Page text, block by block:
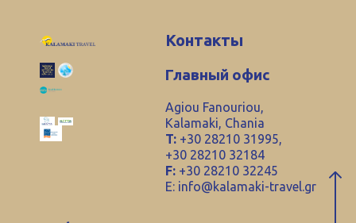
Контакты
Главный офис
Agiou Fanouriou,
Kalamaki, Chania
T: +30 28210 31995,
+30 28210 32184
F: +30 28210 32245
E: info@kalamaki-travel.gr